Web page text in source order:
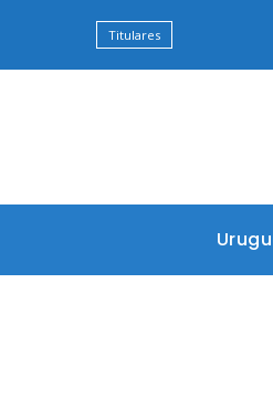
Titulares